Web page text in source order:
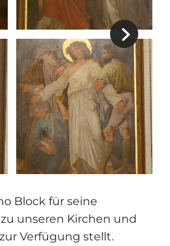
Block für seine
unseren Kirchen und
Verfügung stellt.